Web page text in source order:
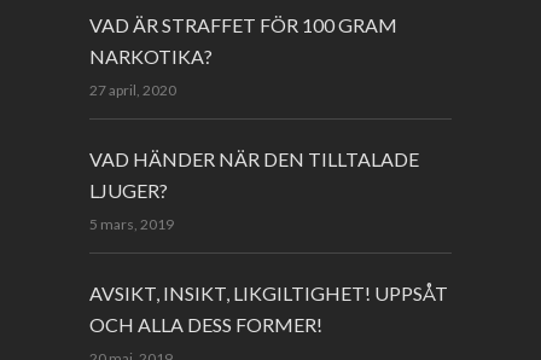
VAD ÄR STRAFFET FÖR 100 GRAM
NARKOTIKA?
27 april, 2020
VAD HÄNDER NÄR DEN TILLTALADE
LJUGER?
5 mars, 2019
AVSIKT, INSIKT, LIKGILTIGHET! UPPSÅT
OCH ALLA DESS FORMER!